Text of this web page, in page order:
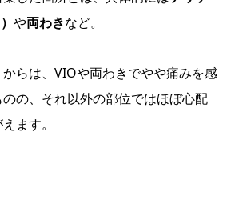
や両わきなど。
らは、VIOや両わきでやや痛みを感
の、それ以外の部位ではほぼ心配
ます。